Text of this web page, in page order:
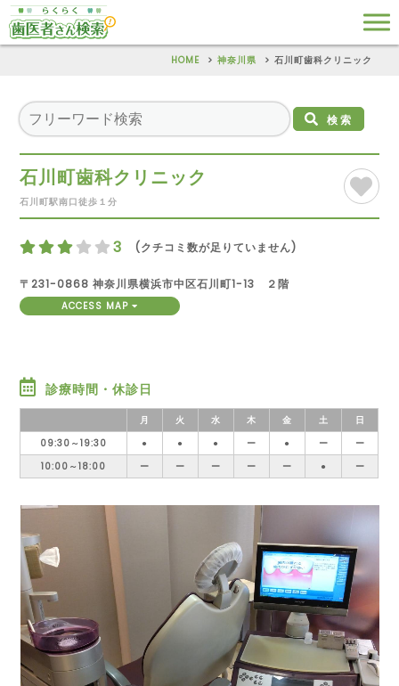
HOME 神奈川県 石川町歯科クリニック
検索
石川町歯科クリニック
石川町駅南口徒歩１分
3 (クチコミ数が足りていません)
〒231-0868 神奈川県横浜市中区石川町1-13 ２階
ACCESS MAP
診療時間・休診日
月 火 水 木 金 土
日
09:30～19:30
● ● ● ー ● ー
ー
10:00～18:00
ー ー ー ー ー ● ー